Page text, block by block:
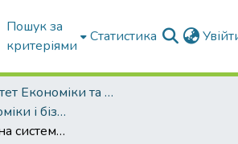
Пошук за
критеріями
Статистика
Факультет Економіки та бізнесу
Кафедра Економіки і бізнесу
Агроінноваційна система як основа розвитку аграрного сектору економіки України